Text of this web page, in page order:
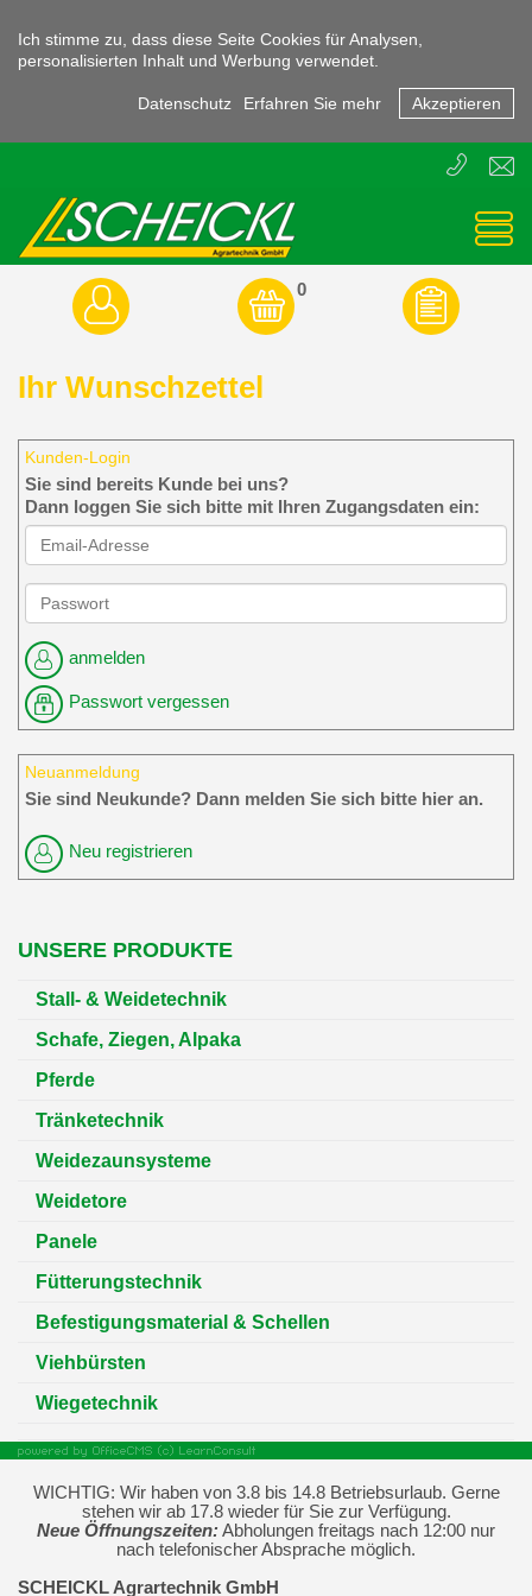
Ich stimme zu, dass diese Seite Cookies für Analysen,
personalisierten Inhalt und Werbung verwendet.
Datenschutz Erfahren Sie mehr Akzeptieren
E
T
3855
0
Ihr Wunschzettel
Kunden-Login
Sie sind bereits Kunde bei uns?
Dann loggen Sie sich bitte mit Ihren Zugangsdaten ein:
anmelden
Passwort vergessen
Neuanmeldung
Sie sind Neukunde? Dann melden Sie sich bitte hier an.
Neu registrieren
UNSERE PRODUKTE
Stall- & Weidetechnik
Schafe, Ziegen, Alpaka
Pferde
Tränketechnik
Weidezaunsysteme
Weidetore
Panele
Fütterungstechnik
Befestigungsmaterial & Schellen
Viehbürsten
Wiegetechnik
WICHTIG: Wir haben von 3.8 bis 14.8 Betriebsurlaub. Gerne
stehen wir ab 17.8 wieder für Sie zur Verfügung.
Neue Öffnungszeiten: Abholungen freitags nach 12:00 nur
nach telefonischer Absprache möglich.
SCHEICKL Agrartechnik GmbH